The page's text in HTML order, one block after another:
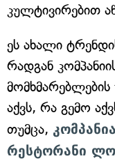
კულტივირებით
ეს ახალი
რადგან
აქვს, რა გემო
თუმცა,
რესტორანი